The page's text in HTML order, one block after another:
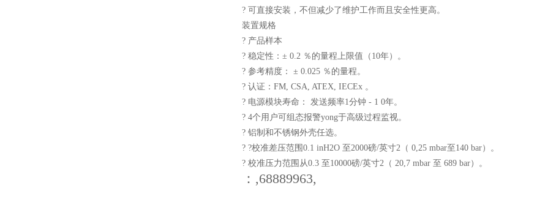
? 可直接安装，不但减少了维护工作而且安全性更高。
装置规格
? 产品样本
? 稳定性：± 0.2 ％的量程上限值（10年）。
? 参考精度： ± 0.025 ％的量程。
? 认证：FM, CSA, ATEX, IECEx 。
? 电源模块寿命： 发送频率1分钟 - 1 0年。
? 4个用户可组态报警yong于高级过程监视。
? 铝制和不锈钢外壳任选。
? ?校准差压范围0.1 inH2O 至2000磅/英寸2（ 0,25 mbar至140 bar）。
? 校准压力范围从0.3 至10000磅/英寸2（ 20,7 mbar 至 689 bar）。
：,68889963,